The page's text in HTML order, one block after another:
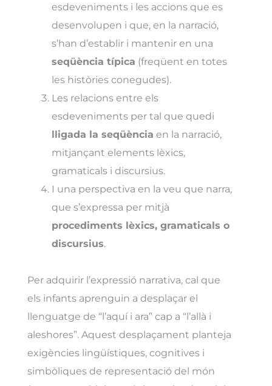
esdeveniments i les accions que es
desenvolupen i que, en la narració,
s’han d’establir i mantenir en una
seqüència típica (freqüent en totes
les històries conegudes).
Les relacions entre els
esdeveniments per tal que quedi
lligada la seqüència en la narració,
mitjançant elements lèxics,
gramaticals i discursius.
I una perspectiva en la veu que narra,
que s’expressa per mitjà
procediments lèxics, gramaticals o
discursius.
Per adquirir l’expressió narrativa, cal que
els infants aprenguin a desplaçar el
llenguatge de “l’aquí i ara” cap a “l’allà i
aleshores”. Aquest desplaçament planteja
exigències lingüístiques, cognitives i
simbòliques de representació del món